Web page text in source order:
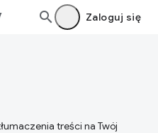
Zaloguj się
treści na Twój